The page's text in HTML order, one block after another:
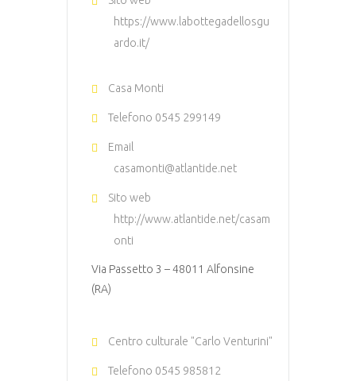
https://www.labottegadellosgu
ardo.it/
Casa Monti
Telefono 0545 299149
Email
casamonti@atlantide.net
Sito web
http://www.atlantide.net/casam
onti
Via Passetto 3 – 48011 Alfonsine
(RA)
Centro culturale "Carlo Venturini"
Telefono 0545 985812